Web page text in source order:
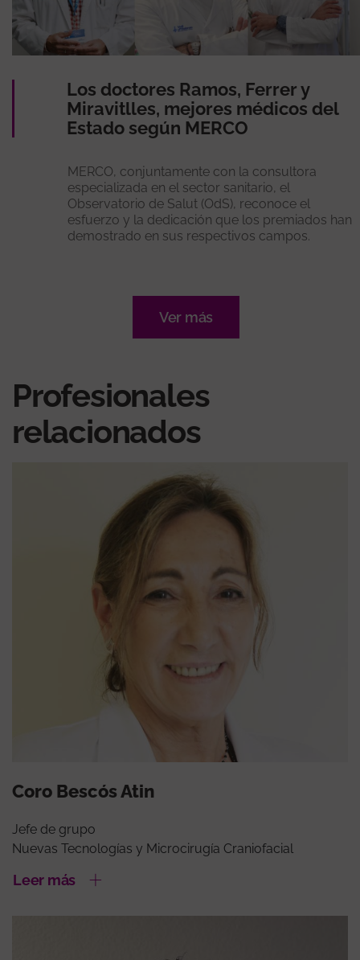
Los doctores Ramos, Ferrer y
Miravitlles, mejores médicos del
Estado según MERCO
MERCO, conjuntamente con la consultora
especializada en el sector sanitario, el
Observatorio de Salut (OdS), reconoce el
esfuerzo y la dedicación que los premiados han
demostrado en sus respectivos campos.
Ver más
Profesionales
relacionados
Coro Bescós Atin
Jefe de grupo
Nuevas Tecnologías y Microcirugía Craniofacial
Leer más